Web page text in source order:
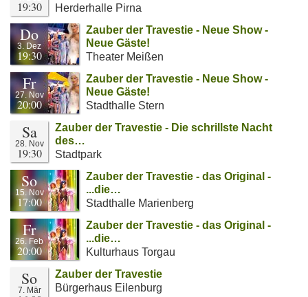
19:30
Herderhalle Pirna
Do
3. Dez
19:30
Zauber der Travestie - Neue Show -
Neue Gäste!
Theater Meißen
Fr
27. Nov
20:00
Zauber der Travestie - Neue Show -
Neue Gäste!
Stadthalle Stern
Sa
28. Nov
19:30
Zauber der Travestie - Die schrillste Nacht
des…
Stadtpark
So
15. Nov
17:00
Zauber der Travestie - das Original -
...die…
Stadthalle Marienberg
Fr
26. Feb
20:00
Zauber der Travestie - das Original -
...die…
Kulturhaus Torgau
So
7. Mär
Zauber der Travestie
Bürgerhaus Eilenburg